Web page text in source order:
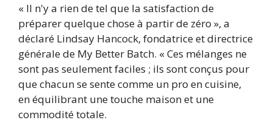
« Il n'y a rien de tel que la satisfaction de
préparer quelque chose à partir de zéro », a
déclaré Lindsay Hancock, fondatrice et directrice
générale de My Better Batch. « Ces mélanges ne
sont pas seulement faciles ; ils sont conçus pour
que chacun se sente comme un pro en cuisine,
en équilibrant une touche maison et une
commodité totale.